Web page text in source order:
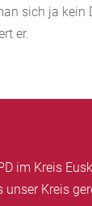
sich ja kein
er.
im Kreis
unser Kreis